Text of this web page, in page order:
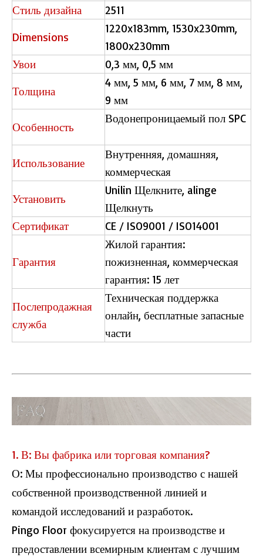
Стиль дизайна
2511
Dimensions
1220x183mm, 1530x230mm,
1800x230mm
Увои
0,3 мм, 0,5 мм
Толщина
4 мм, 5 мм, 6 мм, 7 мм, 8 мм,
9 мм
Особенность
Водонепроницаемый пол SPC
Использование
Внутренняя, домашняя,
коммерческая
Установить
Unilin Щелкните, alinge
Щелкнуть
Сертификат
CE / ISO9001 / ISO14001
Гарантия
Жилой гарантия:
пожизненная, коммерческая
гарантия: 15 лет
Послепродажная
служба
Техническая поддержка
онлайн, бесплатные запасные
части
1. В: Вы фабрика или торговая компания?
О: Мы профессионально производство с нашей
собственной производственной линией и
командой исследований и разработок.
Pingo Floor фокусируется на производстве и
предоставлении всемирным клиентам с лучшим